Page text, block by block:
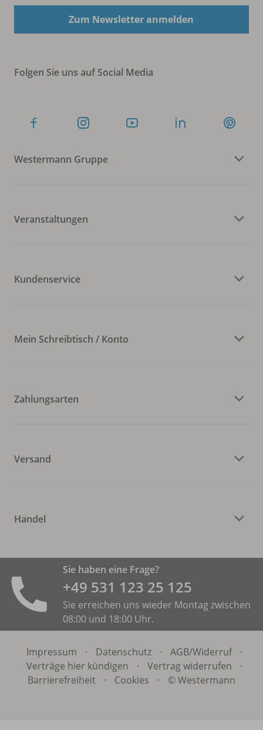
Zum Newsletter anmelden
Folgen Sie uns auf Social Media
Westermann Gruppe
Veranstaltungen
Kundenservice
Mein Schreibtisch / Konto
Zahlungsarten
Versand
Handel
Sie haben eine Frage?
+49 531 ­123 25 125
Sie erreichen uns wieder Montag zwischen
08:00 und 18:00 Uhr.
Impressum · Datenschutz · AGB/Widerruf
·
Verträge hier kündigen
· Vertrag widerrufen
·
Barrierefreiheit
· Cookies · © Westermann